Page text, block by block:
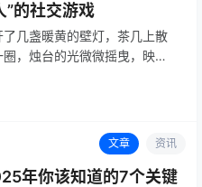
”的社交游戏
几盏暖黄的壁灯，茶几上散
，烛台的光微微摇曳，映着
梅林了，…
文章 资讯
年你该知道的7个关键